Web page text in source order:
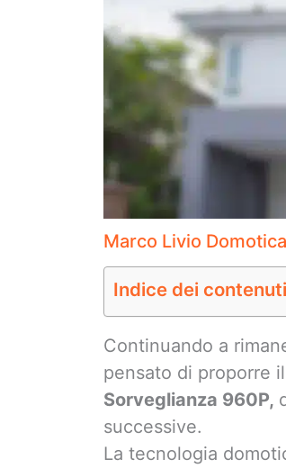
Marco Livio Domotica
Indice dei contenuti
Continuando a
pensato di proporre
Sorveglianza 960P,
successive.
La tecnologia